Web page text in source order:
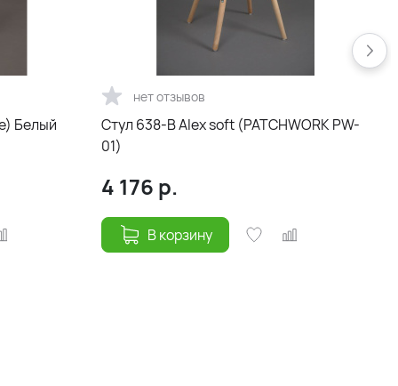
Белый
нет отзывов
Стул 638-B Alex soft (PATCHWORK PW-
01)
4 176 р.
В корзину